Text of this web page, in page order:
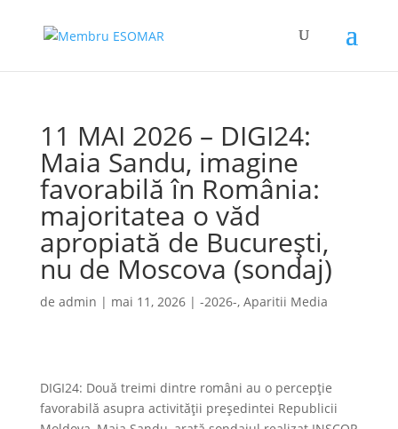
11 MAI 2026 – DIGI24:
Maia Sandu, imagine
favorabilă în România:
majoritatea o văd
apropiată de București,
nu de Moscova (sondaj)
de admin | mai 11, 2026| -2026-, Aparitii Media
DIGI24: Două treimi dintre români au o percepție
favorabilă asupra activității președintei Republicii